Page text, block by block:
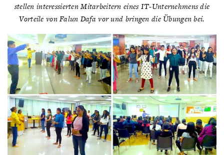
stellen interessierten Mitarbeitern eines IT-Unternehmens die
Vorteile von Falun Dafa vor und bringen die Übungen bei.